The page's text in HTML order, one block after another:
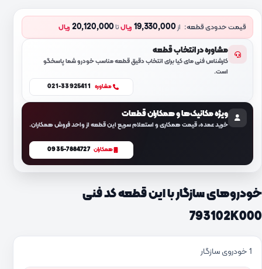
قیمت حدودی قطعه: از19,330,000 ریالتا20,120,000 ریال
مشاوره در انتخاب قطعه
کارشناس فنی مای کیا برای انتخاب دقیق قطعه مناسب خودرو شما پاسخگو
است.
مشاوره 021-33925411
ویژه مکانیک‌ها و همکاران قطعات
خرید عمده، قیمت همکاری و استعلام سریع این قطعه از واحد فروش همکاران.
همکاران 0935-7884727
خودروهای سازگار با این قطعه کد فنی
793102K000
1 خودروی سازگار